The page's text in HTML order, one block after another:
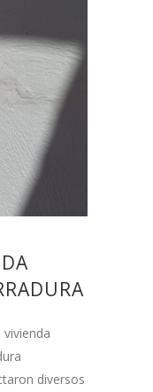
diversos